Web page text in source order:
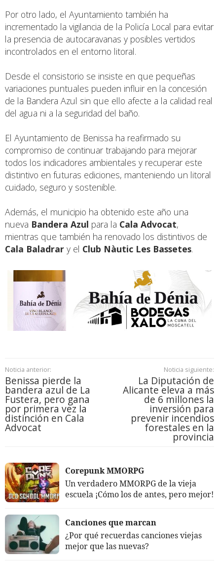
Por otro lado, el Ayuntamiento también ha
incrementado la vigilancia de la Policía Local para evitar
la presencia de autocaravanas y posibles vertidos
incontrolados en el entorno litoral.
Desde el consistorio se insiste en que pequeñas
variaciones puntuales pueden influir en la concesión
de la Bandera Azul sin que ello afecte a la calidad real
del agua ni a la seguridad del baño.
El Ayuntamiento de Benissa ha reafirmado su
compromiso de continuar trabajando para mejorar
todos los indicadores ambientales y recuperar este
distintivo en futuras ediciones, manteniendo un litoral
cuidado, seguro y sostenible.
Además, el municipio ha obtenido este año una
nueva Bandera Azul para la Cala Advocat,
mientras que también ha renovado los distintivos de
Cala Baladrar y el Club Nàutic Les Bassetes.
Noticia anterior:
Benissa pierde la
bandera azul de La
Fustera, pero gana
por primera vez la
distinción en Cala
Advocat
Noticia siguiente:
La Diputación de
Alicante eleva a más
de 6 millones la
inversión para
prevenir incendios
forestales en la
provincia
Corepunk MMORPG
Un verdadero MMORPG de la vieja
escuela ¡Cómo los de antes, pero mejor!
Canciones que marcan
¿Por qué recuerdas canciones viejas
mejor que las nuevas?